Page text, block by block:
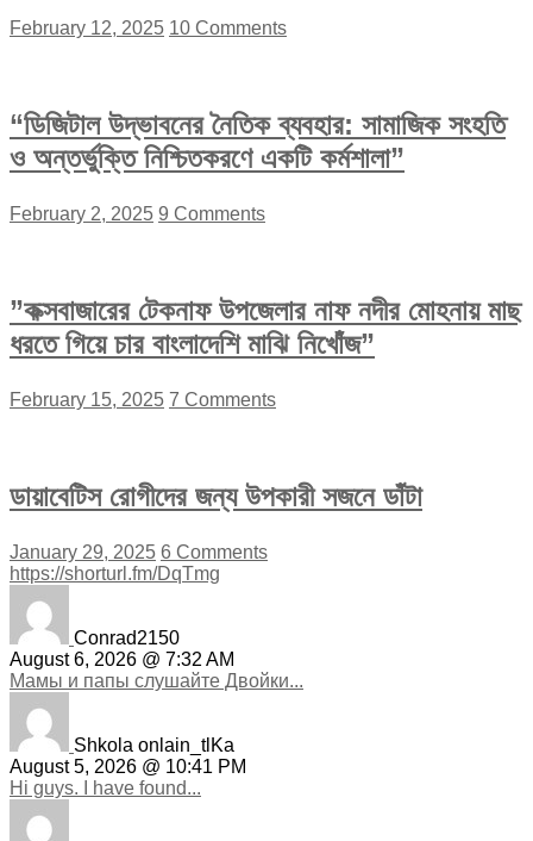
February 12, 2025 10 Comments
“ডিজিটাল উদ্ভাবনের নৈতিক ব্যবহার: সামাজিক সংহতি
ও অন্তর্ভুক্তি নিশ্চিতকরণে একটি কর্মশালা”
February 2, 2025 9 Comments
”কক্সবাজারের টেকনাফ উপজেলার নাফ নদীর মোহনায় মাছ
ধরতে গিয়ে চার বাংলাদেশি মাঝি নিখোঁজ”
February 15, 2025 7 Comments
ডায়াবেটিস রোগীদের জন্য উপকারী সজনে ডাঁটা
January 29, 2025 6 Comments
https://shorturl.fm/DqTmg
Conrad2150
August 6, 2026 @ 7:32 AM
Мамы и папы слушайте Двойки...
Shkola onlain_tlKa
August 5, 2026 @ 10:41 PM
Hi guys. I have found...